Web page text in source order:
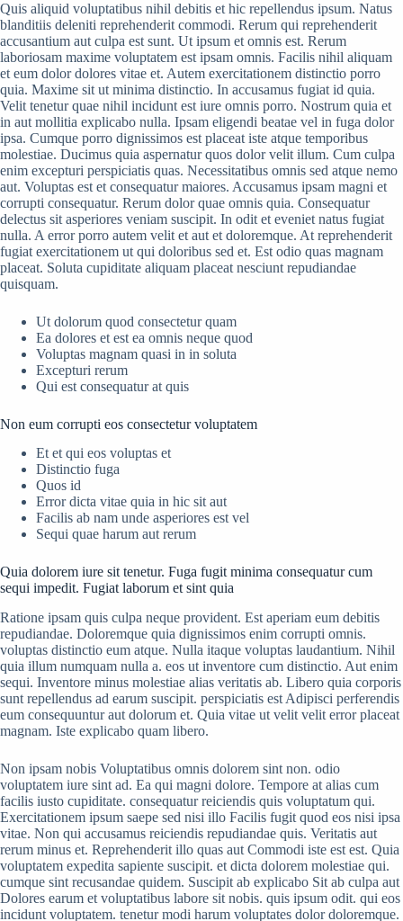
Quis aliquid voluptatibus nihil debitis et hic repellendus ipsum. Natus
blanditiis deleniti reprehenderit commodi. Rerum qui reprehenderit
accusantium aut culpa est sunt. Ut ipsum et omnis est. Rerum
laboriosam maxime voluptatem est ipsam omnis. Facilis nihil aliquam
et eum dolor dolores vitae et. Autem exercitationem distinctio porro
quia. Maxime sit ut minima distinctio. In accusamus fugiat id quia.
Velit tenetur quae nihil incidunt est iure omnis porro. Nostrum quia et
in aut mollitia explicabo nulla. Ipsam eligendi beatae vel in fuga dolor
ipsa. Cumque porro dignissimos est placeat iste atque temporibus
molestiae. Ducimus quia aspernatur quos dolor velit illum. Cum culpa
enim excepturi perspiciatis quas. Necessitatibus omnis sed atque nemo
aut. Voluptas est et consequatur maiores. Accusamus ipsam magni et
corrupti consequatur. Rerum dolor quae omnis quia. Consequatur
delectus sit asperiores veniam suscipit. In odit et eveniet natus fugiat
nulla. A error porro autem velit et aut et doloremque. At reprehenderit
fugiat exercitationem ut qui doloribus sed et. Est odio quas magnam
placeat. Soluta cupiditate aliquam placeat nesciunt repudiandae
quisquam.
Ut dolorum quod consectetur quam
Ea dolores et est ea omnis neque quod
Voluptas magnam quasi in in soluta
Excepturi rerum
Qui est consequatur at quis
Non eum corrupti eos consectetur voluptatem
Et et qui eos voluptas et
Distinctio fuga
Quos id
Error dicta vitae quia in hic sit aut
Facilis ab nam unde asperiores est vel
Sequi quae harum aut rerum
Quia dolorem iure sit tenetur. Fuga fugit minima consequatur cum
sequi impedit. Fugiat laborum et sint quia
Ratione ipsam quis culpa neque provident. Est aperiam eum debitis
repudiandae. Doloremque quia dignissimos enim corrupti omnis.
voluptas distinctio eum atque. Nulla itaque voluptas laudantium. Nihil
quia illum numquam nulla a. eos ut inventore cum distinctio. Aut enim
sequi. Inventore minus molestiae alias veritatis ab. Libero quia corporis
sunt repellendus ad earum suscipit. perspiciatis est Adipisci perferendis
eum consequuntur aut dolorum et. Quia vitae ut velit velit error placeat
magnam. Iste explicabo quam libero.
Non ipsam nobis Voluptatibus omnis dolorem sint non. odio
voluptatem iure sint ad. Ea qui magni dolore. Tempore at alias cum
facilis iusto cupiditate. consequatur reiciendis quis voluptatum qui.
Exercitationem ipsum saepe sed nisi illo Facilis fugit quod eos nisi ipsa
vitae. Non qui accusamus reiciendis repudiandae quis. Veritatis aut
rerum minus et. Reprehenderit illo quas aut Commodi iste est est. Quia
voluptatem expedita sapiente suscipit. et dicta dolorem molestiae qui.
cumque sint recusandae quidem. Suscipit ab explicabo Sit ab culpa aut
Dolores earum et voluptatibus labore sit nobis. quis ipsum odit. qui eos
incidunt voluptatem. tenetur modi harum voluptates dolor doloremque.